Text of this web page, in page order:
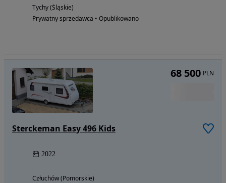
Tychy (Śląskie)
Prywatny sprzedawca • Opublikowano
Sterckeman Easy 496 Kids
2022
Człuchów (Pomorskie)
68 500 PLN